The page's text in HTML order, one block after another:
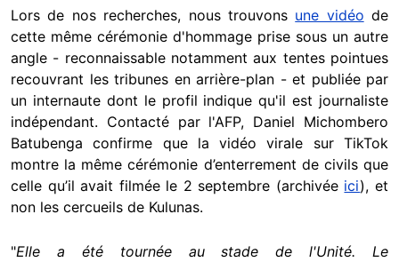
Lors de nos recherches, nous trouvons une vidéo de
cette même cérémonie d'hommage prise sous un autre
angle - reconnaissable notamment aux tentes pointues
recouvrant les tribunes en arrière-plan - et publiée par
un internaute dont le profil indique qu'il est journaliste
indépendant. Contacté par l'AFP, Daniel Michombero
Batubenga confirme que la vidéo virale sur TikTok
montre la même cérémonie d’enterrement de civils que
celle qu’il avait filmée le 2 septembre (archivée ici), et
non les cercueils de Kulunas.
"Elle a été tournée au stade de l'Unité. Le